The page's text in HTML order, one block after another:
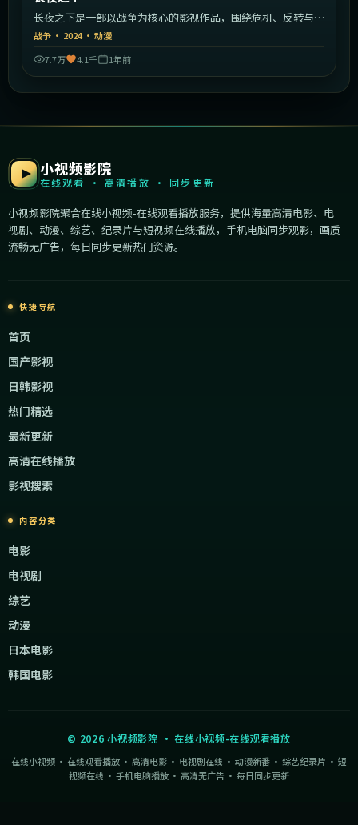
长夜之下是一部以战争为核心的影视作品，围绕危机、反转与人
物成长展开，整体节奏紧凑，值得推荐观看。
战争 · 2024· 动漫
7.7万
4.1千 1年前
小视频影院
在线观看 · 高清播放 · 同步更新
小视频影院聚合在线小视频-在线观看播放服务，提供海量高清电影、电
视剧、动漫、综艺、纪录片与短视频在线播放，手机电脑同步观影，画质
流畅无广告，每日同步更新热门资源。
快捷导航
首页
国产影视
日韩影视
热门精选
最新更新
高清在线播放
影视搜索
内容分类
电影
电视剧
综艺
动漫
日本电影
韩国电影
© 2026 小视频影院 ·在线小视频-在线观看播放
在线小视频 · 在线观看播放 · 高清电影 · 电视剧在线 · 动漫新番 · 综艺纪录片 · 短
视频在线 · 手机电脑播放 · 高清无广告 · 每日同步更新